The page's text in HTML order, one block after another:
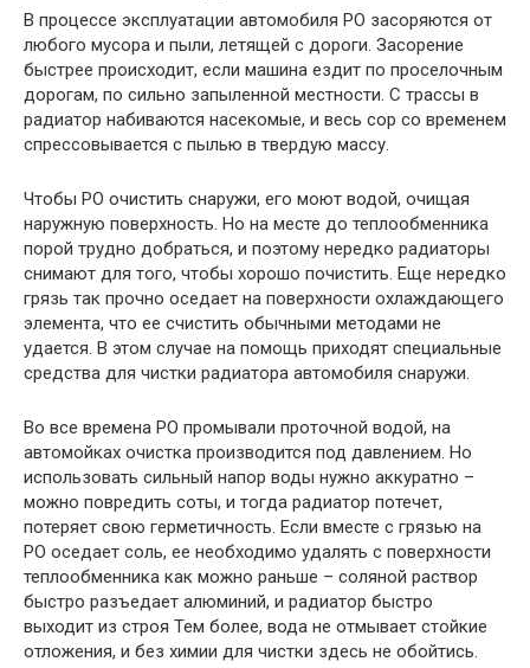
В процессе эксплуатации автомобиля РО засоряются от
любого мусора и пыли, летящей с дороги. Засорение
быстрее происходит, если машина ездит по проселочным
дорогам, по сильно запыленной местности. С трассы в
радиатор набиваются насекомые, и весь сор со временем
спрессовывается с пылью в твердую массу.
Чтобы РО очистить снаружи, его моют водой, очищая
наружную поверхность. Но на месте до теплообменника
порой трудно добраться, и поэтому нередко радиаторы
снимают для того, чтобы хорошо почистить. Еще нередко
грязь так прочно оседает на поверхности охлаждающего
элемента, что ее счистить обычными методами не
удается. В этом случае на помощь приходят специальные
средства для чистки радиатора автомобиля снаружи.
Во все времена РО промывали проточной водой, на
автомойках очистка производится под давлением. Но
использовать сильный напор воды нужно аккуратно –
можно повредить соты, и тогда радиатор потечет,
потеряет свою герметичность. Если вместе с грязью на
РО оседает соль, ее необходимо удалять с поверхности
теплообменника как можно раньше – соляной раствор
быстро разъедает алюминий, и радиатор быстро
выходит из строя Тем более, вода не отмывает стойкие
отложения, и без химии для чистки здесь не обойтись.